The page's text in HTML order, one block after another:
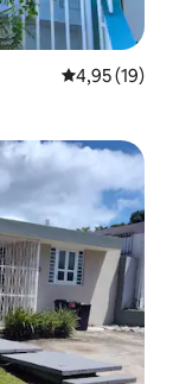
4,95 de uma
4,95 (19)